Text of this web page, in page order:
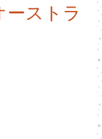
ーストラ